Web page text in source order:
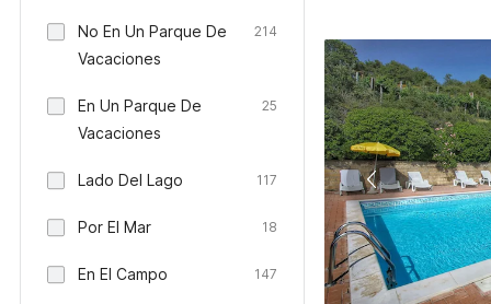
No En Un Parque De
Vacaciones
214
En Un Parque De
Vacaciones
25
Lado Del Lago 117
Por El Mar 18
En El Campo 147